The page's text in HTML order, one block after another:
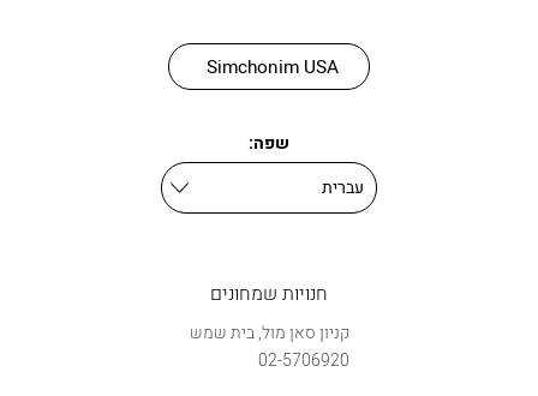
Simchonim USA
שפה:
חנויות שמחונים
קניון סאן מול, בית שמש
02-5706920